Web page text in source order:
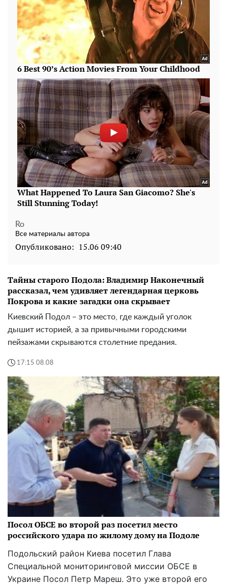
Ro
Все материалы автора
Опубликовано: 15.06 09:40
Тайны старого Подола: Владимир Наконечный
рассказал, чем удивляет легендарная церковь
Покрова и какие загадки она скрывает
Киевский Подол – это место, где каждый уголок
дышит историей, а за привычными городскими
пейзажами скрываются столетние предания.
17:15 08.08
Посол ОБСЕ во второй раз посетил место
российского удара по жилому дому на Подоле
Подольский район Киева посетил Глава
Специальной мониторинговой миссии ОБСЕ в
Украине Посол Петр Мареш. Это уже второй его